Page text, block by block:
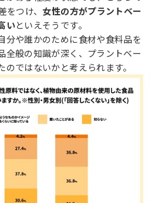
つけ、 女性の方がプラントベー
いといえそうです。
分や誰かのために食材や食料品を
全般の知識が深く、プラントベー
ではないかと考えられます。